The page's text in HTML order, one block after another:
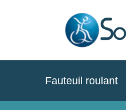
Fauteuil roulant